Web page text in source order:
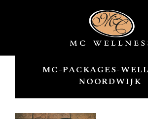
MC-PACKAGES-
NOORDWIJK